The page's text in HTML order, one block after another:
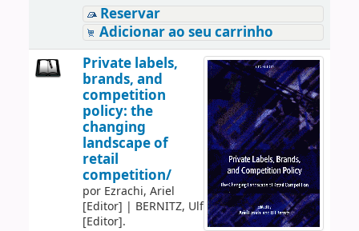
Reservar
Adicionar ao seu carrinho
Private labels,
brands, and
competition
policy: the
changing
landscape of
retail
competition/
por Ezrachi, Ariel
[Editor] | BERNITZ, Ulf
[Editor].